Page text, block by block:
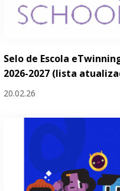
Selo de Escola
2026-2027 (lista
20.02.26